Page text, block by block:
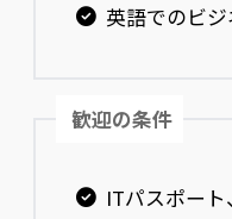
英語でのビ
歓迎の条件
ITパスポー